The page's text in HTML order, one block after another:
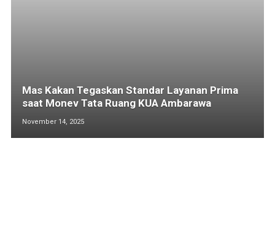
Mas Kakan Tegaskan Standar Layanan Prima
saat Monev Tata Ruang KUA Ambarawa
November 14, 2025